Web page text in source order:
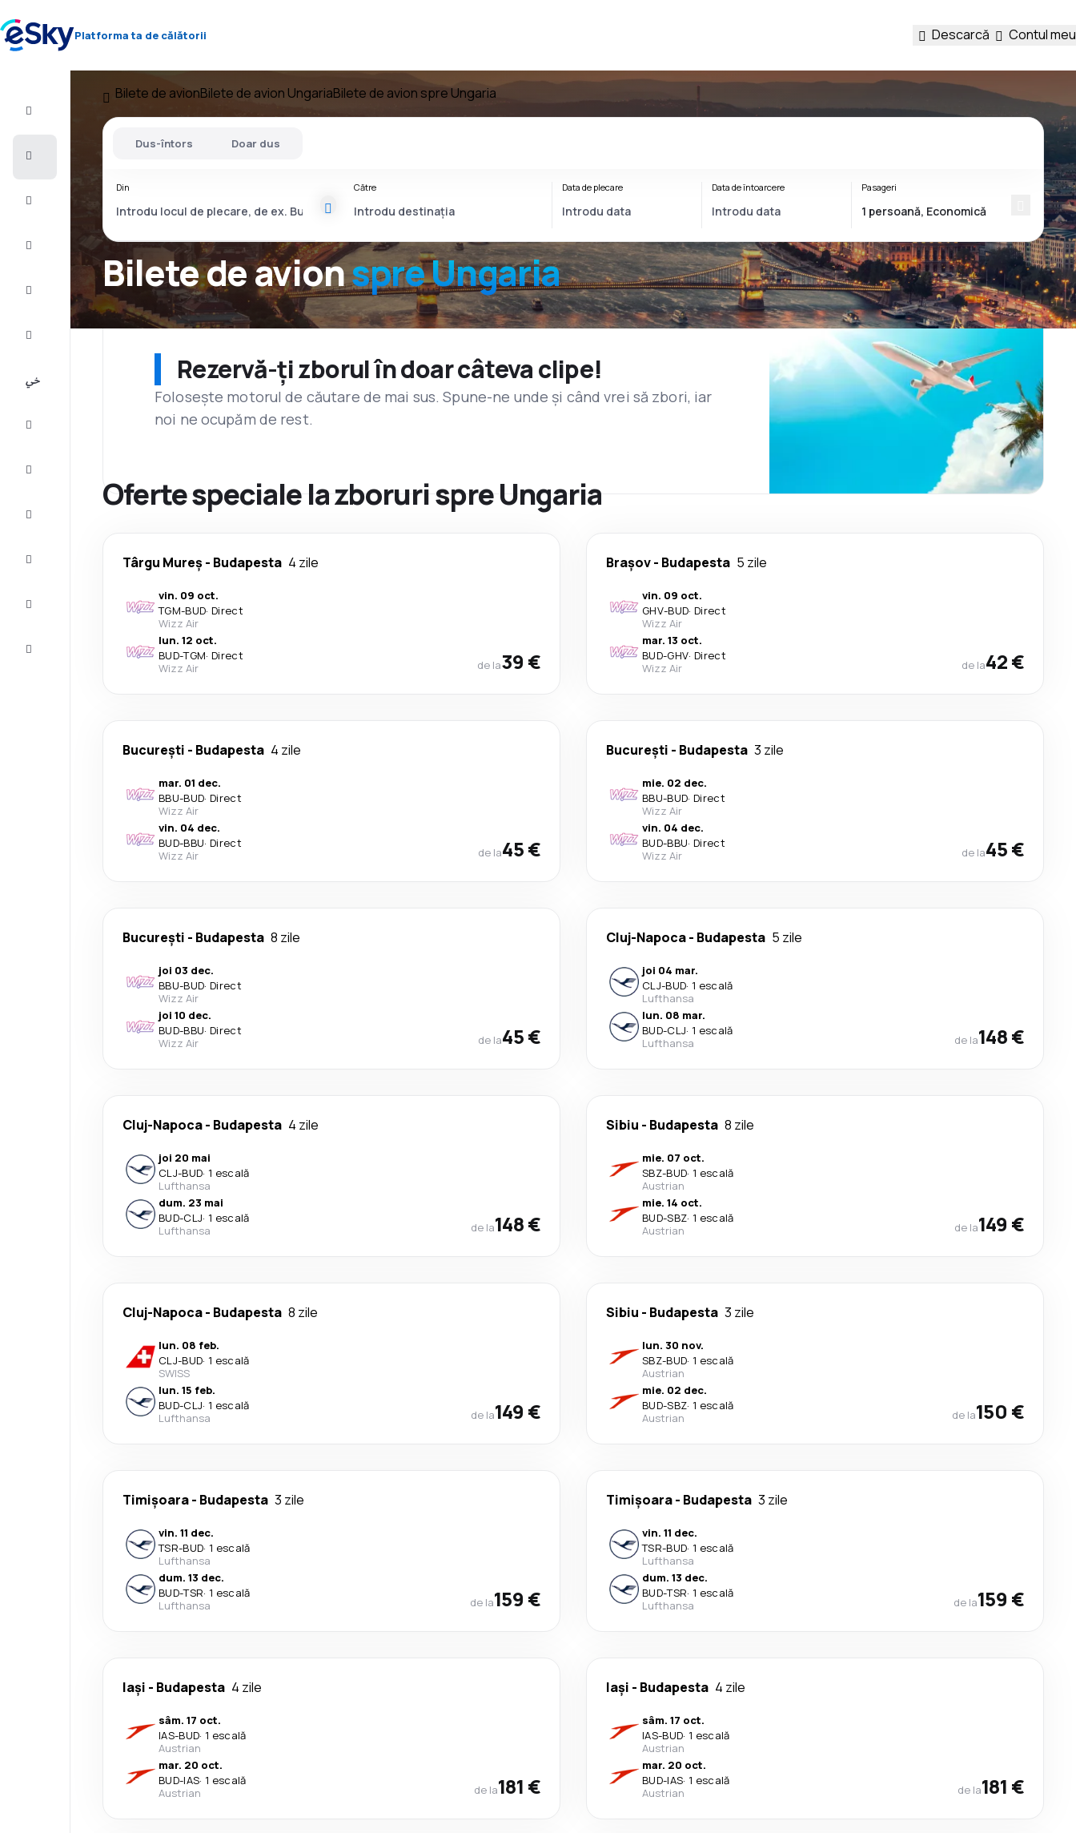
Platforma ta de călătorii Descarcă Contul meu
2026/27
Bilete de avionBilete de avion UngariaBilete de avion spre Ungaria
Bilete de avionspre Ungaria
Dus-întors Doar dus
Din Către Data de plecare Data de întoarcere Pasageri
Rezervă-ți zborul în doar câteva clipe!
Folosește motorul de căutare de mai sus. Spune-ne unde și când vrei să zbori, iar
noi ne ocupăm de rest.
Oferte speciale la zboruri spre Ungaria
Târgu Mureș - Budapesta 4 zile
vin. 09 oct.
TGM-BUD· Direct
Wizz Air
lun. 12 oct.
BUD-TGM· Direct
Wizz Air
de la39 €
Brașov- Budapesta 5 zile
vin. 09 oct.
GHV-BUD· Direct
Wizz Air
mar. 13 oct.
BUD-GHV· Direct
Wizz Air
de la42 €
București - Budapesta 4 zile
mar. 01 dec.
BBU-BUD· Direct
Wizz Air
vin. 04 dec.
BUD-BBU· Direct
Wizz Air
de la45 €
București - Budapesta 3 zile
mie. 02 dec.
BBU-BUD· Direct
Wizz Air
vin. 04 dec.
BUD-BBU· Direct
Wizz Air
de la45 €
București - Budapesta 8 zile
joi 03 dec.
BBU-BUD· Direct
Wizz Air
joi 10 dec.
BUD-BBU· Direct
Wizz Air
de la45 €
Cluj-Napoca- Budapesta 5 zile
joi 04 mar.
CLJ-BUD· 1 escală
Lufthansa
lun. 08 mar.
BUD-CLJ· 1 escală
Lufthansa
de la148 €
Cluj-Napoca- Budapesta 4 zile
joi 20 mai
CLJ-BUD· 1 escală
Lufthansa
dum. 23 mai
BUD-CLJ· 1 escală
Lufthansa
de la148 €
Sibiu - Budapesta 8 zile
mie. 07 oct.
SBZ-BUD· 1 escală
Austrian
mie. 14 oct.
BUD-SBZ· 1 escală
Austrian
de la149 €
Cluj-Napoca- Budapesta 8 zile
lun. 08 feb.
CLJ-BUD· 1 escală
SWISS
lun. 15 feb.
BUD-CLJ· 1 escală
Lufthansa
de la149 €
Sibiu - Budapesta 3 zile
lun. 30 nov.
SBZ-BUD· 1 escală
Austrian
mie. 02 dec.
BUD-SBZ· 1 escală
Austrian
de la150 €
Timișoara- Budapesta 3 zile
vin. 11 dec.
TSR-BUD· 1 escală
Lufthansa
dum. 13 dec.
BUD-TSR· 1 escală
Lufthansa
de la159 €
Timișoara- Budapesta 3 zile
vin. 11 dec.
TSR-BUD· 1 escală
Lufthansa
dum. 13 dec.
BUD-TSR· 1 escală
Lufthansa
de la159 €
Iași - Budapesta 4 zile
sâm. 17 oct.
IAS-BUD· 1 escală
Austrian
mar. 20 oct.
BUD-IAS· 1 escală
Austrian
de la181 €
Iași - Budapesta 4 zile
sâm. 17 oct.
IAS-BUD· 1 escală
Austrian
mar. 20 oct.
BUD-IAS· 1 escală
Austrian
de la181 €